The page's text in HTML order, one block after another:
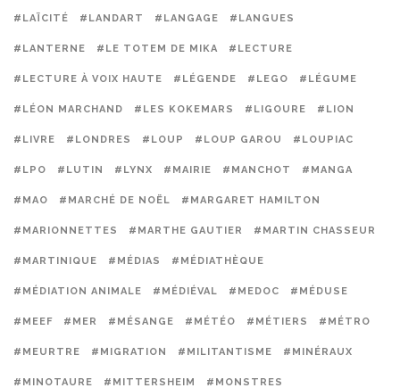
#LAÏCITÉ #LANDART #LANGAGE #LANGUES
#LANTERNE #LE TOTEM DE MIKA #LECTURE
#LECTURE À VOIX HAUTE #LÉGENDE #LEGO #LÉGUME
#LÉON MARCHAND #LES KOKEMARS #LIGOURE #LION
#LIVRE #LONDRES #LOUP #LOUP GAROU #LOUPIAC
#LPO #LUTIN #LYNX #MAIRIE #MANCHOT #MANGA
#MAO #MARCHÉ DE NOËL #MARGARET HAMILTON
#MARIONNETTES #MARTHE GAUTIER #MARTIN CHASSEUR
#MARTINIQUE #MÉDIAS #MÉDIATHÈQUE
#MÉDIATION ANIMALE #MÉDIÉVAL #MEDOC #MÉDUSE
#MEEF #MER #MÉSANGE #MÉTÉO #MÉTIERS #MÉTRO
#MEURTRE #MIGRATION #MILITANTISME #MINÉRAUX
#MINOTAURE #MITTERSHEIM #MONSTRES